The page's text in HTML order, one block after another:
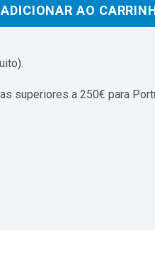
ADICIONAR AO
superiores a 250€ para